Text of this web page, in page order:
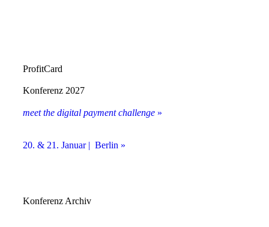
ProfitCard
Konferenz 2027
meet the digital payment challenge »
20. & 21. Januar | Berlin »
Konferenz Archiv